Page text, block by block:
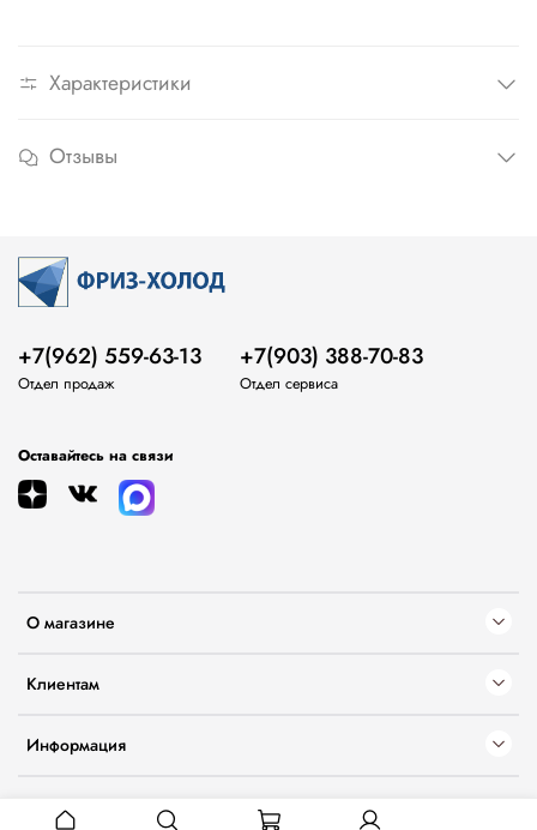
Характеристики
Отзывы
О магазине
Клиентам
Информация
+7(962) 559-63-13
Отдел продаж
+7(903) 388-70-83
Отдел сервиса
Оставайтесь на связи